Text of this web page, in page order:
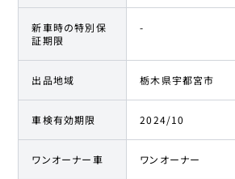
新車時の特別保
証期限
-
出品地域 栃木県宇都宮市
車検有効期限 2024/10
ワンオーナー車 ワンオーナー